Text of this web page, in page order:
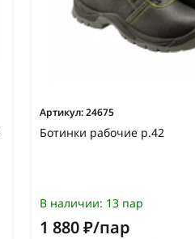
Артикул:24675
Ботинки рабочие р.42
В наличии: 13 пар
1 880 ₽/пар